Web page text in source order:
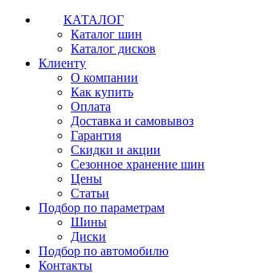
КАТАЛОГ
Каталог шин
Каталог дисков
Клиенту
О компании
Как купить
Оплата
Доставка и самовывоз
Гарантия
Скидки и акции
Сезонное хранение шин
Цены
Статьи
Подбор по параметрам
Шины
Диски
Подбор по автомобилю
Контакты